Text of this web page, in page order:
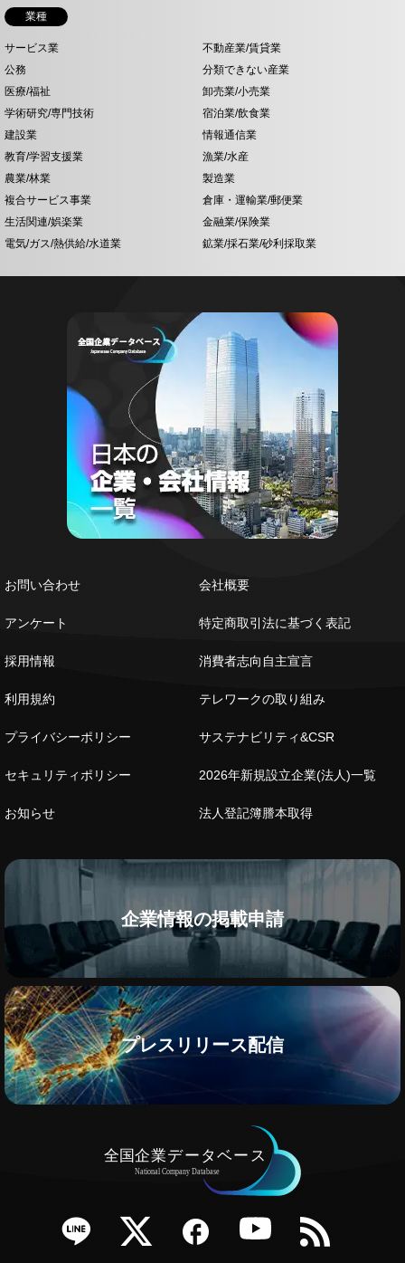
業種
サービス業
不動産業/賃貸業
公務
分類できない産業
医療/福祉
卸売業/小売業
学術研究/専門技術
宿泊業/飲食業
建設業
情報通信業
教育/学習支援業
漁業/水産
農業/林業
製造業
複合サービス事業
倉庫・運輸業/郵便業
生活関連/娯楽業
金融業/保険業
電気/ガス/熱供給/水道業
鉱業/採石業/砂利採取業
お問い合わせ
アンケート
採用情報
利用規約
プライバシーポリシー
セキュリティポリシー
お知らせ
会社概要
特定商取引法に基づく表記
消費者志向自主宣言
テレワークの取り組み
サステナビリティ&CSR
2026年新規設立企業(法人)一覧
法人登記簿謄本取得
企業情報の掲載申請
プレスリリース配信
Twitter Facebook YouTube RSS